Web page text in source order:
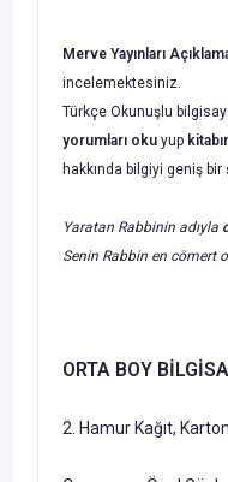
Merve Yayınları
incelemektesiniz.
Türkçe Okunuşlu
yorumları oku yup
hakkında bilgiyi geniş
Yaratan Rabbinin adıyla
Senin Rabbin en cömert
ORTA BOY
2. Hamur Kağıt,